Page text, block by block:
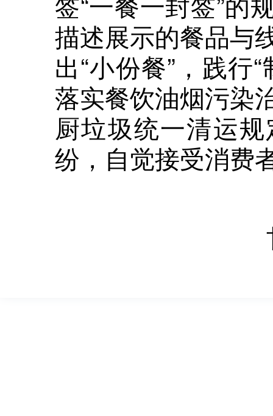
描述展示的餐品与
出“小份餐”，践行
落实餐饮油烟污染
厨垃圾统一清运
纷，自觉接受消费